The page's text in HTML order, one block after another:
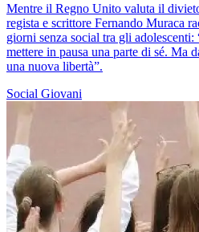
Mentre il Regno Unito valuta il
regista e scrittore Fernando Muraca
giorni senza social tra gli
mettere in pausa una parte di sé. Ma
una nuova libertà”.
Social Giovani